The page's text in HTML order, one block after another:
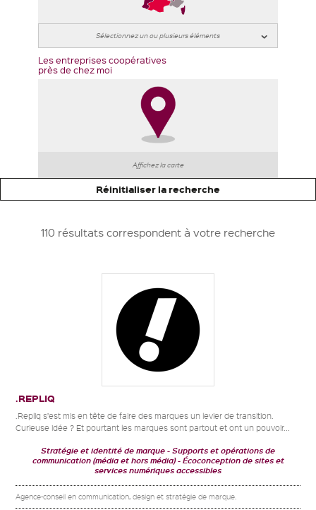
Les entreprises coopératives
près de chez moi
Affichez la carte
Réinitialiser la recherche
110 résultats correspondent à votre recherche
.REPLIQ
.Repliq s’est mis en tête de faire des marques un levier de transition.
Curieuse idée ? Et pourtant les marques sont partout et ont un pouvoir...
Stratégie et identité de marque
Supports et opérations de
communication (média et hors média)
Écoconception de sites et
services numériques accessibles
Agence-conseil en communication, design et stratégie de marque.